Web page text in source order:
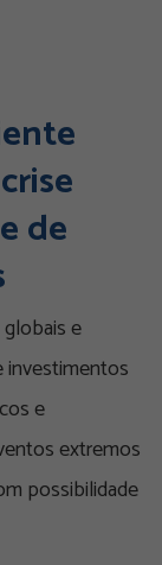
de
e
investimentos
e
extremos
possibilidade